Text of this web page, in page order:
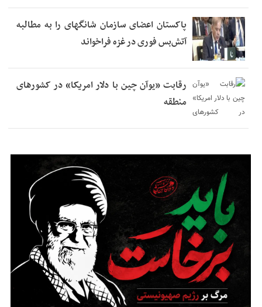
پاکستان اعضای سازمان شانگهای را به مطالبه
آتش‌بس فوری در غزه فراخواند
رقابت «یوآن چین با دلار امریکا» در کشورهای
منطقه